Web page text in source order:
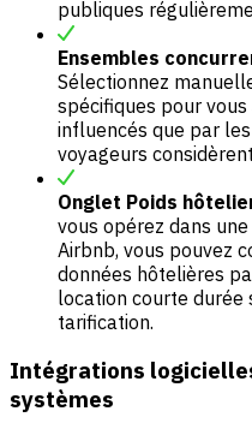
publiques
Ensembles
Sélectionnez
spécifiques pour
influencés que par
voyageurs
Onglet Poids
vous opérez dans
Airbnb, vous pouvez
données hôtelières
location courte durée
tarification.
Intégrations
systèmes